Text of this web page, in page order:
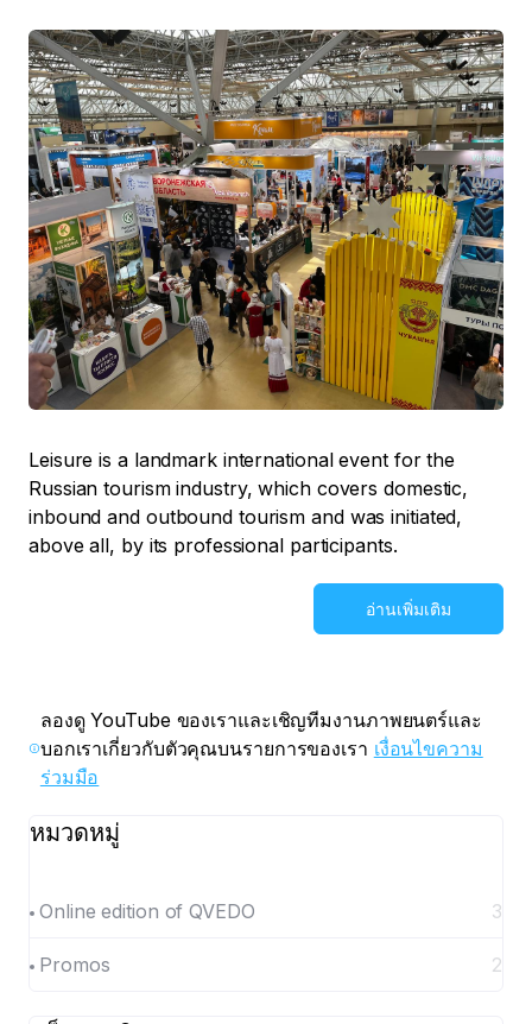
Leisure is a landmark international event for the
Russian tourism industry, which covers domestic,
inbound and outbound tourism and was initiated,
above all, by its professional participants.
อ่านเพิ่มเติม
ลองดู YouTube ของเราและเชิญทีมงานภาพยนตร์และ
บอกเราเกี่ยวกับตัวคุณบนรายการของเรา เงื่อนไขความ
ร่วมมือ
หมวดหมู่
Online edition of QVEDO 3
Promos 2